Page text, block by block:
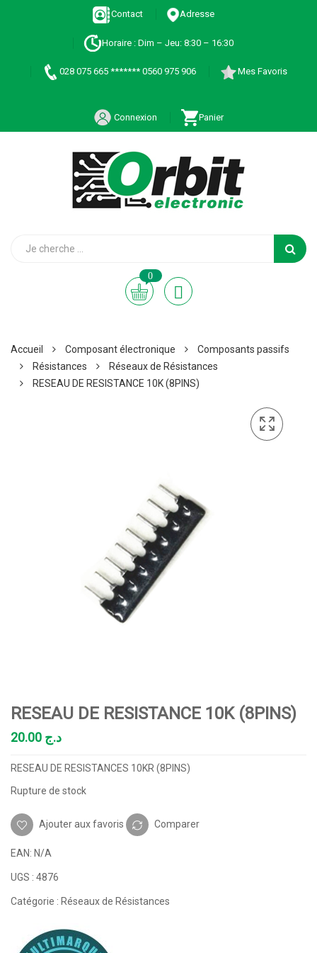
Contact Adresse
Horaire : Dim – Jeu: 8:30 – 16:30
028 075 665 ******* 0560 975 906 Mes Favoris
Connexion Panier
0
Accueil Composant électronique
Composants passifs
Résistances
Réseaux de Résistances
RESEAU DE RESISTANCE 10K (8PINS)
RESEAU DE RESISTANCE 10K (8PINS)
د.ج
RESEAU DE RESISTANCES 10KR (8PINS)
Rupture de stock
Ajouter aux favoris Comparer
EAN: N/A
UGS : 4876
Catégorie : Réseaux de Résistances